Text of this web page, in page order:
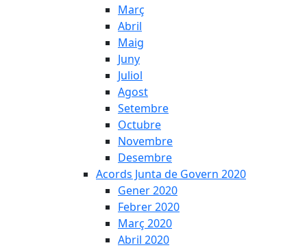
Març
Abril
Maig
Juny
Juliol
Agost
Setembre
Octubre
Novembre
Desembre
Acords Junta de Govern 2020
Gener 2020
Febrer 2020
Març 2020
Abril 2020